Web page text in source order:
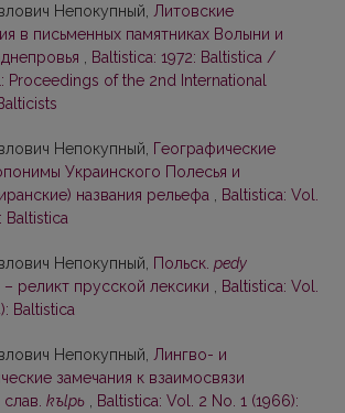
Непокупный, Литовские
в письменных памятниках Волыни и
Baltistica: 1972: Baltistica /
Proceedings of the 2nd International
Непокупный,
Географические
Украинского Полесья и
названия рельефа
Baltistica: Vol.
Baltistica
Непокупный, Польск. pedy
реликт прусской лексики
Baltistica: Vol.
Baltistica
Непокупный, Лингво- и
замечания к взаимосвязи
слав. kъlpь
Baltistica: Vol. 2 No. 1 (1966):